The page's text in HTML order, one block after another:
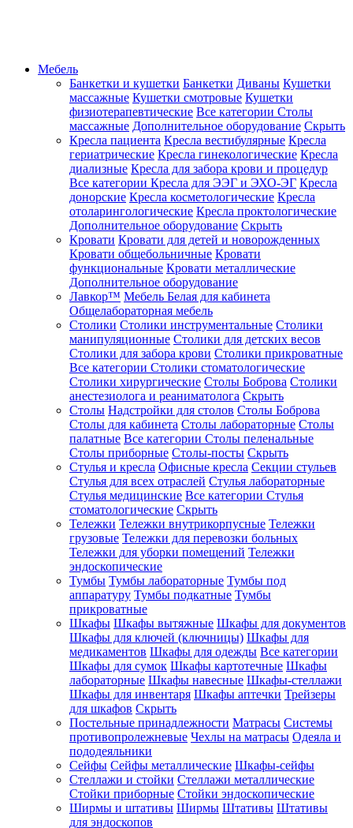
Мебель
Банкетки и кушетки Банкетки Диваны Кушетки
массажные Кушетки смотровые Кушетки
физиотерапевтические Все категории Столы
массажные Дополнительное оборудование Скрыть
Кресла пациента Кресла вестибулярные Кресла
гериатрические Кресла гинекологические Кресла
диализные Кресла для забора крови и процедур
Все категории Кресла для ЭЭГ и ЭХО-ЭГ Кресла
донорские Кресла косметологические Кресла
отоларингологические Кресла проктологические
Дополнительное оборудование Скрыть
Кровати Кровати для детей и новорожденных
Кровати общебольничные Кровати
функциональные Кровати металлические
Дополнительное оборудование
Лавкор™ Мебель Белая для кабинета
Общелабораторная мебель
Столики Столики инструментальные Столики
манипуляционные Столики для детских весов
Столики для забора крови Столики прикроватные
Все категории Столики стоматологические
Столики хирургические Столы Боброва Столики
анестезиолога и реаниматолога Скрыть
Столы Надстройки для столов Столы Боброва
Столы для кабинета Столы лабораторные Столы
палатные Все категории Столы пеленальные
Столы приборные Столы-посты Скрыть
Стулья и кресла Офисные кресла Секции стульев
Стулья для всех отраслей Стулья лабораторные
Стулья медицинские Все категории Стулья
стоматологические Скрыть
Тележки Тележки внутрикорпусные Тележки
грузовые Тележки для перевозки больных
Тележки для уборки помещений Тележки
эндоскопические
Тумбы Тумбы лабораторные Тумбы под
аппаратуру Тумбы подкатные Тумбы
прикроватные
Шкафы Шкафы вытяжные Шкафы для документов
Шкафы для ключей (ключницы) Шкафы для
медикаментов Шкафы для одежды Все категории
Шкафы для сумок Шкафы картотечные Шкафы
лабораторные Шкафы навесные Шкафы-стеллажи
Шкафы для инвентаря Шкафы аптечки Трейзеры
для шкафов Скрыть
Постельные принадлежности Матрасы Системы
противопролежневые Чехлы на матрасы Одеяла и
пододеяльники
Сейфы Сейфы металлические Шкафы-сейфы
Стеллажи и стойки Стеллажи металлические
Стойки приборные Стойки эндоскопические
Ширмы и штативы Ширмы Штативы Штативы
для эндоскопов